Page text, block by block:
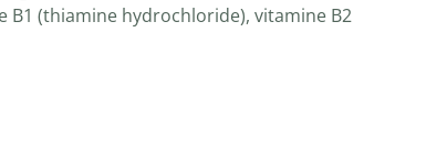
B1 (thiamine hydrochloride), vitamine B2